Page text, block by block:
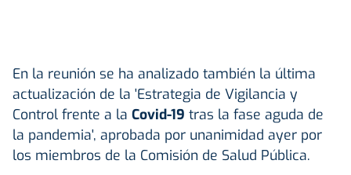
En la reunión se ha analizado también la última
actualización de la 'Estrategia de Vigilancia y
Control frente a la Covid-19 tras la fase aguda de
la pandemia', aprobada por unanimidad ayer por
los miembros de la Comisión de Salud Pública.